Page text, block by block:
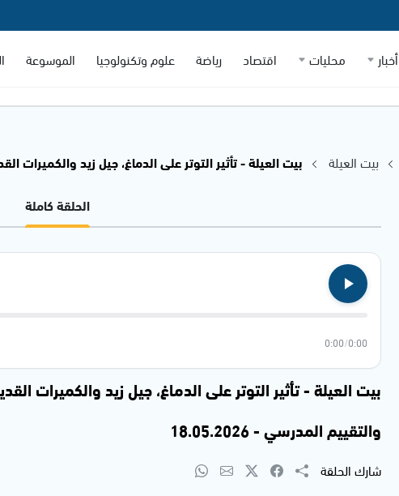
أخبار محليات اقتصاد رياضة علوم وتكنولوجيا الموسوعة
بيت العيلة
بيت العيلة - تأثير التوتر على الدماغ، جيل زيد والكميرات
الحلقة كاملة
0:00
/
0:00
بيت العيلة - تأثير التوتر على الدماغ، جيل زيد والكميرات
والتقييم المدرسي - 18.05.2026
شارك الحلقة